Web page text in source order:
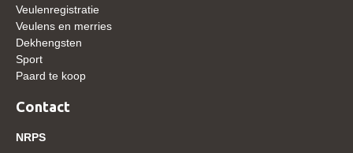
Verrichtingsonderzoek NRPS
Verrichtingsonderzoek 2025-2026
Verrichtingsonderzoek 2024-2025
Veulenregistratie
Veulens en merries
Dekhengsten
Sport
Paard te koop
Contact
NRPS